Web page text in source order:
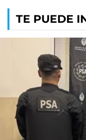
TE PUEDE